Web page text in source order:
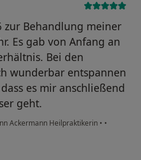
zur Behandlung meiner
Es gab von Anfang an
Bei den
wunderbar entspannen
es mir anschließend
geht.
Ackermann Heilpraktikerin • •